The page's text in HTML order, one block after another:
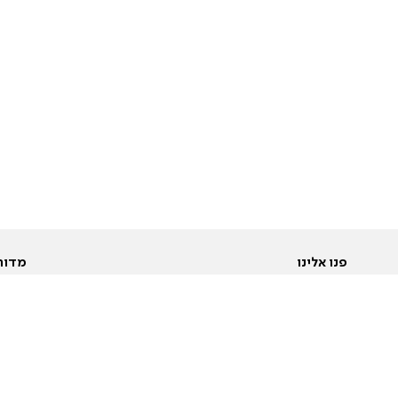
פנו אלינו